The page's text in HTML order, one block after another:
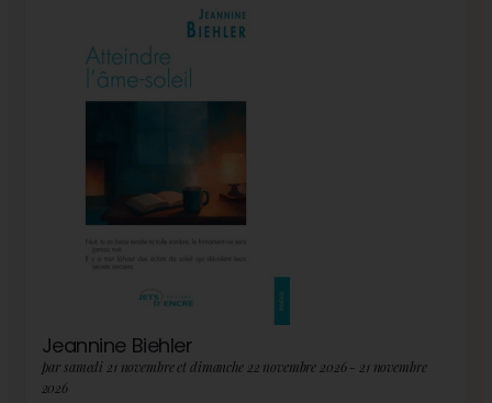
Jeannine Biehler
par samedi 21 novembre et dimanche 22 novembre 2026 - 21 novembre
2026